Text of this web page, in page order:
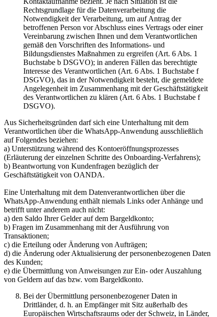
Rechtsgrundlage für die Datenverarbeitung die
Notwendigkeit der Verarbeitung, um auf Antrag der
betroffenen Person vor Abschluss eines Vertrags oder einer
Vereinbarung zwischen Ihnen und dem Verantwortlichen
gemäß den Vorschriften des Informations- und
Bildungsdienstes Maßnahmen zu ergreifen (Art. 6 Abs. 1
Buchstabe b DSGVO); in anderen Fällen das berechtigte
Interesse des Verantwortlichen (Art. 6 Abs. 1 Buchstabe f
DSGVO), das in der Notwendigkeit besteht, die gemeldete
Angelegenheit im Zusammenhang mit der Geschäftstätigkeit
des Verantwortlichen zu klären (Art. 6 Abs. 1 Buchstabe f
DSGVO).
Aus Sicherheitsgründen darf sich eine Unterhaltung mit dem
Verantwortlichen über die WhatsApp-Anwendung ausschließlich
auf Folgendes beziehen:
a) Unterstützung während des Kontoeröffnungsprozesses
(Erläuterung der einzelnen Schritte des Onboarding-Verfahrens);
b) Beantwortung von Kundenfragen bezüglich der
Geschäftstätigkeit von OANDA.
Eine Unterhaltung mit dem Datenverantwortlichen über die
WhatsApp-Anwendung enthält niemals Links oder Anhänge und
betrifft unter anderem auch nicht:
a) den Saldo Ihrer Gelder auf dem Bargeldkonto;
b) Fragen im Zusammenhang mit der Ausführung von
Transaktionen;
c) die Erteilung oder Änderung von Aufträgen;
d) die Änderung oder Aktualisierung der personenbezogenen Daten
des Kunden;
e) die Übermittlung von Anweisungen zur Ein- oder Auszahlung
von Geldern auf das bzw. vom Bargeldkonto.
Bei der Übermittlung personenbezogener Daten in
Drittländer, d. h. an Empfänger mit Sitz außerhalb des
Europäischen Wirtschaftsraums oder der Schweiz, in Länder,